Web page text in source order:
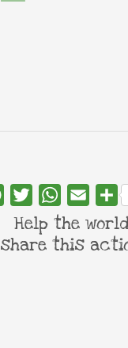
FacebookTwitterWhatsApp
Email
Help the
share this